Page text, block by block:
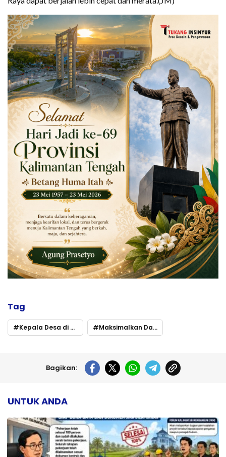
Tag
Kepala Desa di Murung Raya Diminta Percepat Pembangunan Maksimalkan Dana Desa
Bagikan:
UNTUK ANDA